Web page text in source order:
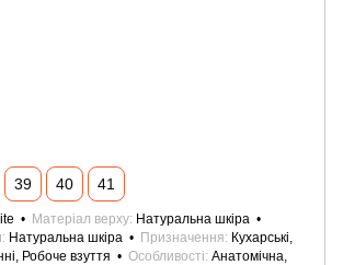
39 40 41
Матеріал верху Натуральна шкіра
Натуральна шкіра Призначення
Кухарські,
Робоче взуття
Особливості Анатомічна,